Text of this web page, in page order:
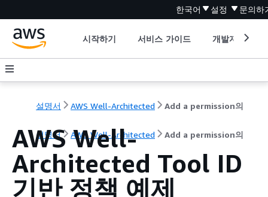
한국어 설정 문의하
시작하기 서비스 가이드 개발자 도구
설명서 AWS Well-Architected Add a permission의
설명서 AWS Well-Architected Add a permission의
AWS Well-
Architected Tool ID
기반 정책 예제